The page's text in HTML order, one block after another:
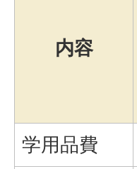
内容
学用品費